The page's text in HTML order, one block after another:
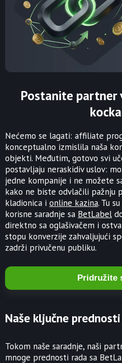
Postanite partner
Nećemo se lagati: affiliate
konceptualno izmislila naša
objekti. Međutim, gotovo svi
postavljaju neraskidiv uslov:
jedne kompanije i ne možete
kako ne biste odvlačili pažnju
kladionica i online kazina. Tu
korisne saradnje sa BetLabel
direktno sa oglašivačem i
stopu konverzije zahvaljujući
zadrži privučenu publiku.
Pridružite
Naše ključne
Tokom naše saradnje, naši
mnoge prednosti rada sa